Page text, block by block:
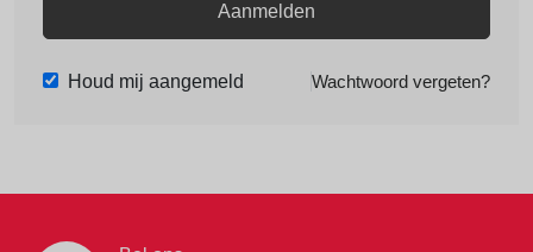
Aanmelden
Houd mij aangemeld Wachtwoord vergeten?